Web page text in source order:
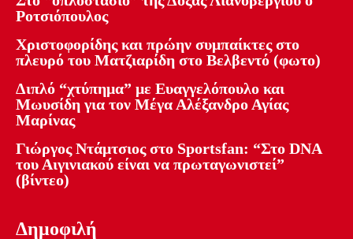
Ροτσιόπουλος
Χριστοφορίδης και πρώην συμπαίκτες στο
πλευρό του Ματζιαρίδη στο Βελβεντό (φωτο)
Διπλό “χτύπημα” με Ευαγγελόπουλο και
Μωυσίδη για τον Μέγα Αλέξανδρο Αγίας
Μαρίνας
Γιώργος Ντάμτσιος στο Sportsfan: “Στο DNA
του Αιγινιακού είναι να πρωταγωνιστεί”
(βίντεο)
Δημοφιλή